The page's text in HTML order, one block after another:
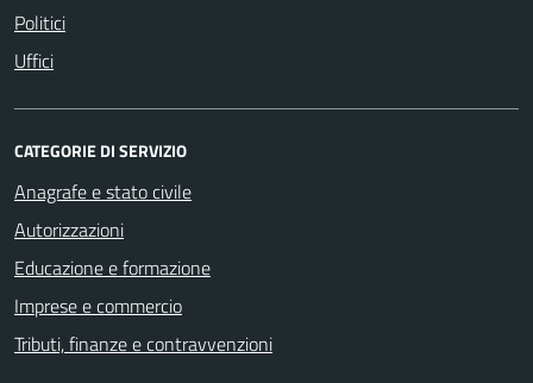
Politici
Uffici
CATEGORIE DI SERVIZIO
Anagrafe e stato civile
Autorizzazioni
Educazione e formazione
Imprese e commercio
Tributi, finanze e contravvenzioni